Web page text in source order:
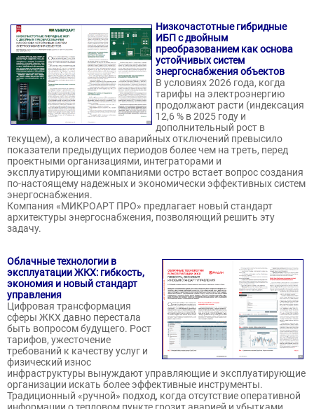
Низкочастотные гибридные
ИБП с двойным
преобразованием как основа
устойчивых систем
энергоснабжения объектов
В условиях 2026 года, когда
тарифы на электроэнергию
продолжают расти (индексация
12,6 % в 2025 году и
дополнительный рост в
текущем), а количество аварийных отключений превысило
показатели предыдущих периодов более чем на треть, перед
проектными организациями, интеграторами и
эксплуатирующими компаниями остро встает вопрос создания
по-настоящему надежных и экономически эффективных систем
энергоснабжения.
Компания «МИКРОАРТ ПРО» предлагает новый стандарт
архитектуры энергоснабжения, позволяющий решить эту
задачу.
Облачные технологии в
эксплуатации ЖКХ: гибкость,
экономия и новый стандарт
управления
Цифровая трансформация
сферы ЖКХ давно перестала
быть вопросом будущего. Рост
тарифов, ужесточение
требований к качеству услуг и
физический износ
инфраструктуры вынуждают управляющие и эксплуатирующие
организации искать более эффективные инструменты.
Традиционный «ручной» подход, когда отсутствие оперативной